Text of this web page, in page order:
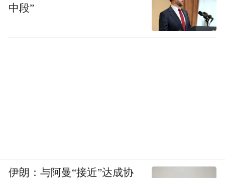
中段”
伊朗：与阿曼“接近”达成协